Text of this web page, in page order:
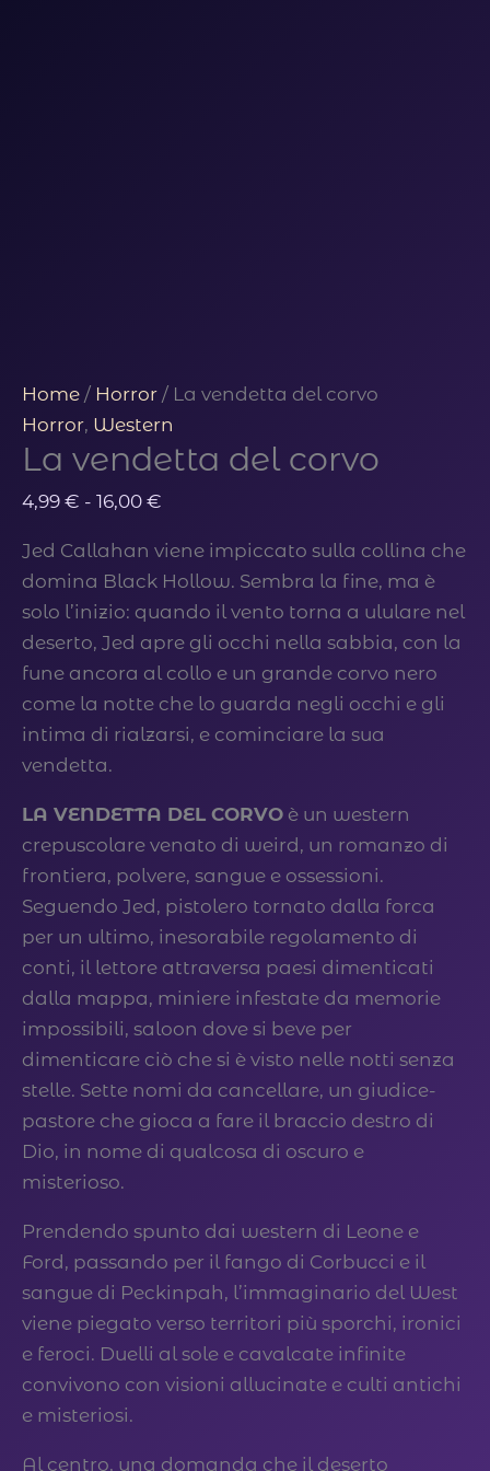
Home / Horror / La vendetta del corvo
Horror, Western
La vendetta del corvo
4,99 € - 16,00 €
prezzo:
da
4,99 €
a
16,00 €
Jed Callahan viene impiccato sulla collina che
domina Black Hollow. Sembra la fine, ma è
solo l’inizio: quando il vento torna a ululare nel
deserto, Jed apre gli occhi nella sabbia, con la
fune ancora al collo e un grande corvo nero
come la notte che lo guarda negli occhi e gli
intima di rialzarsi, e cominciare la sua
vendetta.
LA VENDETTA DEL CORVO è un western
crepuscolare venato di weird, un romanzo di
frontiera, polvere, sangue e ossessioni.
Seguendo Jed, pistolero tornato dalla forca
per un ultimo, inesorabile regolamento di
conti, il lettore attraversa paesi dimenticati
dalla mappa, miniere infestate da memorie
impossibili, saloon dove si beve per
dimenticare ciò che si è visto nelle notti senza
stelle. Sette nomi da cancellare, un giudice-
pastore che gioca a fare il braccio destro di
Dio, in nome di qualcosa di oscuro e
misterioso.​
Prendendo spunto dai western di Leone e
Ford, passando per il fango di Corbucci e il
sangue di Peckinpah, l’immaginario del West
viene piegato verso territori più sporchi, ironici
e feroci. Duelli al sole e cavalcate infinite
convivono con visioni allucinate e culti antichi
e misteriosi.​
Al centro, una domanda che il deserto